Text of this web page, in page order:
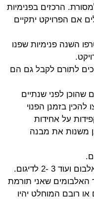
הרכזים בפנימיות
אם הפרויקט יתקיים
השנה פנימיות שפנו
לתורם לקבל גם הם
שהוכן לפני שנתיים
בזמנן הפנוי
על אחידות
משנות את מבנה
שאני תורמת
או רובם המוחלט יהיו